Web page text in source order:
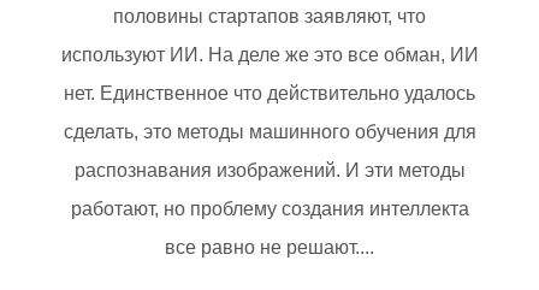
половины стартапов заявляют, что
используют ИИ. На деле же это все обман, ИИ
нет. Единственное что действительно удалось
сделать, это методы машинного обучения для
распознавания изображений. И эти методы
работают, но проблему создания интеллекта
все равно не решают....